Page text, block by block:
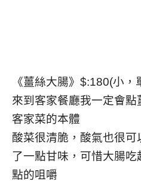
《薑絲大腸》$:180(小，
來到客家餐廳我一定會
客家菜的本體
酸菜很清脆，酸氣也很
了一點甘味，可惜大腸
點的咀嚼